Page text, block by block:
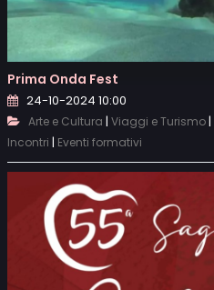
Prima Onda Fest
24-10-2024 10:00
Arte e Cultura | Viaggi e Turismo|
Incontri | Eventi formativi